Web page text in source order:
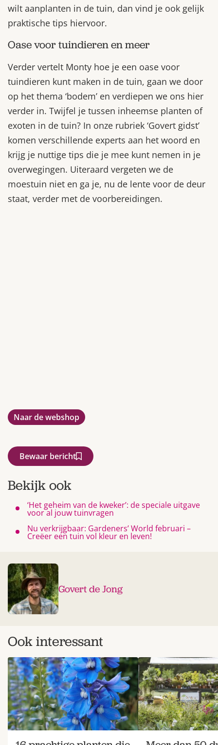
wilt aanplanten in de tuin, dan vind je ook gelijk
praktische tips hiervoor.
Oase voor tuindieren en meer
Verder vertelt Monty hoe je een oase voor
tuindieren kunt maken in de tuin, gaan we door
op het thema ‘bodem’ en verdiepen we ons hier
verder in. Twijfel je tussen inheemse planten of
exoten in de tuin? In onze rubriek ‘Govert gidst’
komen verschillende experts aan het woord en
krijg je nuttige tips die je mee kunt nemen in je
overwegingen. Uiteraard vergeten we de
moestuin niet en ga je, nu de lente voor de deur
staat, verder met de voorbereidingen.
Naar de webshop
Bewaar bericht
Bekijk ook
‘Het geheim van de kweker’: de speciale uitgave
voor al jouw tuinvragen
Nu verkrijgbaar: Gardeners’ World februari –
Creëer een tuin vol kleur en leven!
Govert de Jong
Ook interessant